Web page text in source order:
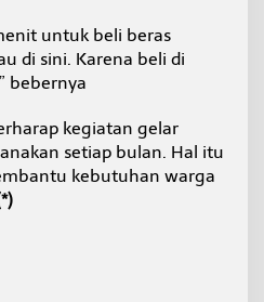
untuk beli beras
di sini. Karena beli di
bebernya
kegiatan gelar
setiap bulan. Hal itu
kebutuhan warga